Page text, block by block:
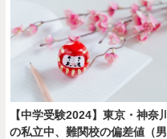
【中学受験2024】東京・神奈川
の私立中、難関校の偏差値（男